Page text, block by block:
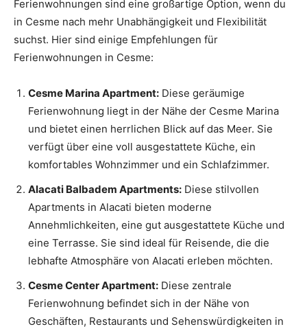
Ferienwohnungen sind eine großartige Option, wenn du
in Cesme nach mehr Unabhängigkeit und Flexibilität
suchst. Hier sind einige Empfehlungen für
Ferienwohnungen in Cesme:
Cesme Marina Apartment: Diese geräumige
Ferienwohnung liegt in der Nähe der Cesme Marina
und bietet einen herrlichen Blick auf das Meer. Sie
verfügt über eine voll ausgestattete Küche, ein
komfortables Wohnzimmer und ein Schlafzimmer.
Alacati Balbadem Apartments: Diese stilvollen
Apartments in Alacati bieten moderne
Annehmlichkeiten, eine gut ausgestattete Küche und
eine Terrasse. Sie sind ideal für Reisende, die die
lebhafte Atmosphäre von Alacati erleben möchten.
Cesme Center Apartment: Diese zentrale
Ferienwohnung befindet sich in der Nähe von
Geschäften, Restaurants und Sehenswürdigkeiten in